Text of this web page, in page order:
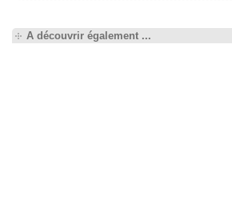
A découvrir également ...